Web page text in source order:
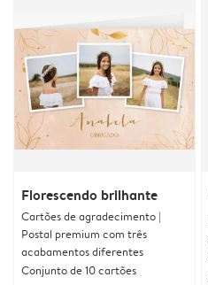
Florescendo brilhante
Cartões de agradecimento |
Postal premium com três
acabamentos diferentes
Conjunto de 10 cartões